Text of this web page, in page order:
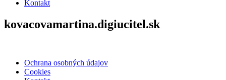
Kontakt
kovacovamartina.digiucitel.sk
Ochrana osobných údajov
Cookies